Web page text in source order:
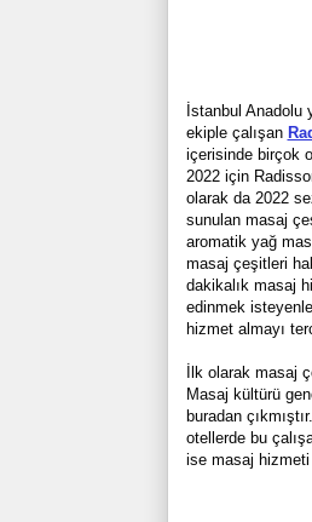
İstanbul Anadolu
ekiple çalışan
içerisinde birçok
2022 için
olarak da 2022
sunulan masaj
aromatik yağ
masaj çeşitleri
dakikalık masaj
edinmek
hizmet almayı
İlk olarak masaj
Masaj kültürü
buradan
otellerde bu
ise masaj